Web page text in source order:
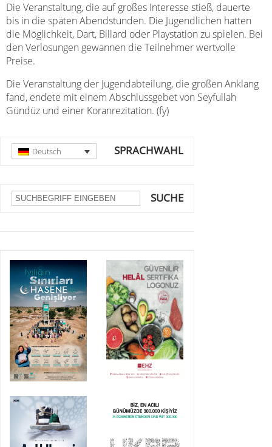
Die Veranstaltung, die auf großes Interesse stieß, dauerte
bis in die späten Abendstunden. Die Jugendlichen hatten
die Möglichkeit, Dart, Billard oder Playstation zu spielen. Bei
den Verlosungen gewannen die Teilnehmer wertvolle
Preise.
Die Veranstaltung der Jugendabteilung, die großen Anklang
fand, endete mit einem Abschlussgebet von Seyfullah
Gündüz und einer Koranrezitation. (fy)
SPRACHWAHL
Deutsch
SUCHE